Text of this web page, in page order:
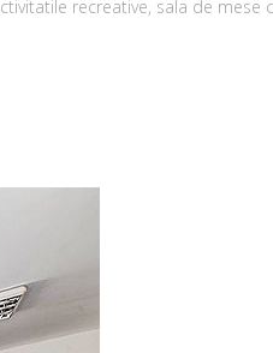
recreative, sala de